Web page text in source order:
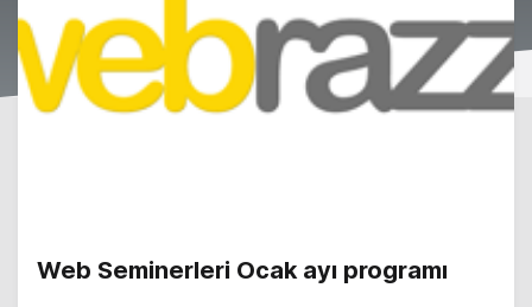
Web Seminerleri Ocak ayı programı